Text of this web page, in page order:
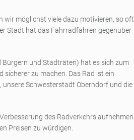
wir möglichst viele dazu motivieren, so oft
Stadt hat das Fahrradfahren gegenüber
und Stadträten) hat es sich zum
sicherer zu machen. Das Rad ist ein
Schwesterstadt Oberndorf und die
des Radverkehrs aufnehmen
Preisen zu würdigen.